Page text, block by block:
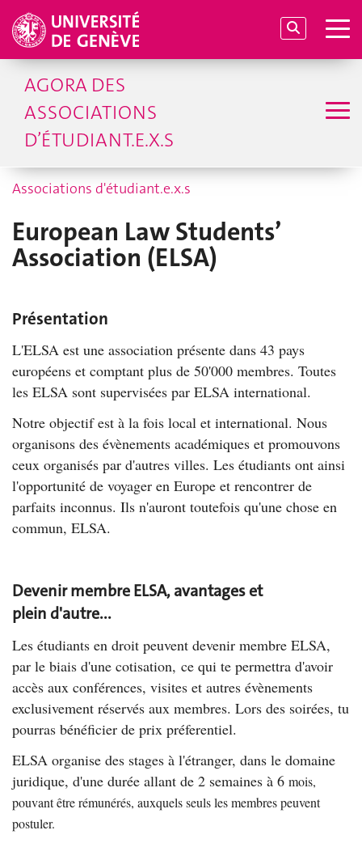
AGORA DES
ASSOCIATIONS
D’ÉTUDIANT.E.X.S
Associations d'étudiant.e.x.s
European Law Students’
Association (ELSA)
Présentation
L'ELSA est une association présente dans 43 pays
européens et comptant plus de 50'000 membres. Toutes
les ELSA sont supervisées par ELSA international.
Notre objectif est à la fois local et international. Nous
organisons des évènements académiques et promouvons
ceux organisés par d'autres villes. Les étudiants ont ainsi
l'opportunité de voyager en Europe et rencontrer de
parfaits inconnus. Ils n'auront toutefois qu'une chose en
commun, ELSA.
Devenir membre ELSA, avantages et
plein d'autre...
Les étudiants en droit peuvent devenir membre ELSA,
par le biais d'une cotisation, ce qui te permettra d'avoir
accès aux conférences, visites et autres évènements
exclusivement réservés aux membres. Lors des soirées, tu
pourras bénéficier de prix préferentiel.
ELSA organise des stages à l'étranger, dans le domaine
juridique, d'une durée allant de 2 semaines à 6 mois,
pouvant être rémunérés, auxquels seuls les membres peuvent
postuler.